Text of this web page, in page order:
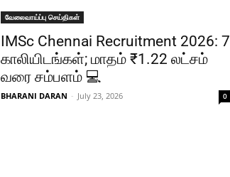
வேலைவாய்ப்பு செய்திகள்
IMSc Chennai Recruitment 2026: 7
காலியிடங்கள்; மாதம் ₹1.22 லட்சம்
வரை சம்பளம் 💻
BHARANI DARAN - July 23, 2026 0